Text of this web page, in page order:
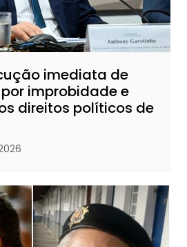
imediata de
improbidade e
direitos políticos de